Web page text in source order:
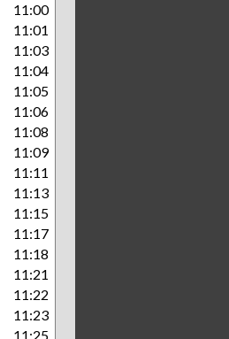
11:00
11:01
11:03
11:04
11:05
11:06
11:08
11:09
11:11
11:13
11:15
11:17
11:18
11:21
11:22
11:23
11:25